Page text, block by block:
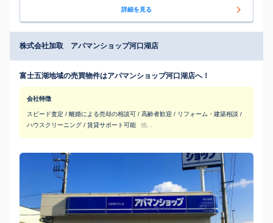
詳細を見る
株式会社加取 アパマンショップ河口湖店
富士五湖地域の売買物件はアパマンショップ河口湖店へ！
会社特徴
スピード査定 / 離婚による売却の相談可 / 高齢者歓迎 / リフォーム・建築相談 /
ハウスクリーニング / 賃貸サポート可能
他...